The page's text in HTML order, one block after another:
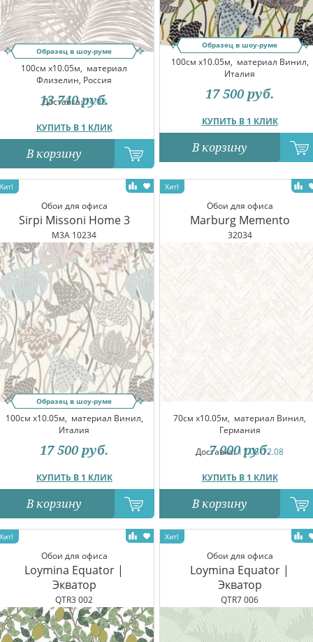
Образец в шоу-руме
100см x10.05м, материал
Флизелин, Россия
Доставка:14.08
КУПИТЬ В 1 КЛИК
13 740 руб.
В корзину
Образец в шоу-руме
100см x10.05м, материал Винил,
Италия
КУПИТЬ В 1 КЛИК
17 500 руб.
В корзину
Обои для офиса
Sirpi Missoni Home 3
M3A 10234
Образец в шоу-руме
100см x10.05м, материал Винил,
Италия
КУПИТЬ В 1 КЛИК
17 500 руб.
В корзину
Обои для офиса
Marburg Memento
32034
70см x10.05м, материал Винил,
Германия
Доставка:11.08-12.08
КУПИТЬ В 1 КЛИК
7 000 руб.
В корзину
Обои для офиса
Loymina Equator |
Экватор
QTR3 002
Обои для офиса
Loymina Equator |
Экватор
QTR7 006